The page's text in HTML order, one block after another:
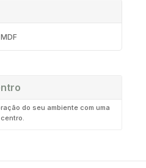
do seu ambiente com uma